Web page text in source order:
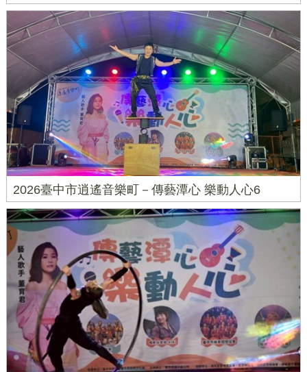
2026臺中市逍遙音樂町－傳藝潭心 樂動人心6